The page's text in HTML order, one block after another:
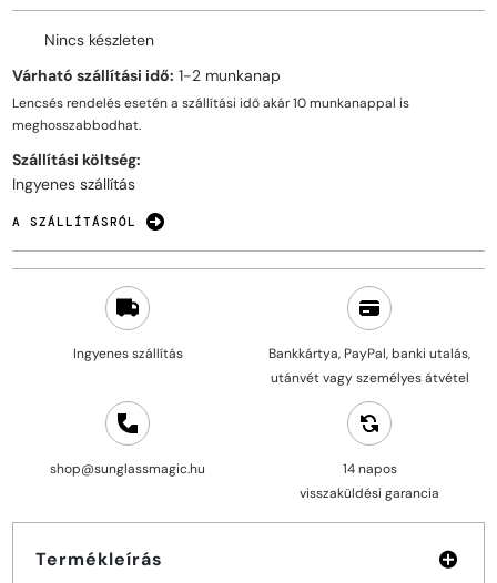
Ingyenes szállítás
Bankkártya, PayPal, banki utalás,
utánvét vagy személyes átvétel
shop@sunglassmagic.hu
14 napos
visszaküldési garancia
Termékleírás
Nincs készleten
Várható szállítási idő: 1-2 munkanap
Lencsés rendelés esetén a szállítási idő akár10 munkanappal is
meghosszabbodhat.
Szállítási költség:
Ingyenes szállítás
A SZÁLLÍTÁSRÓL